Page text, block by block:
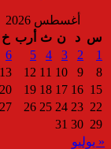
أغسطس 2026
س د ن ث أرب خ
1
2
3
4
5
6
8
9
10
11
12
13
15
16
17
18
19
20
22
23
24
25
26
27
29
30
31
« يوليو